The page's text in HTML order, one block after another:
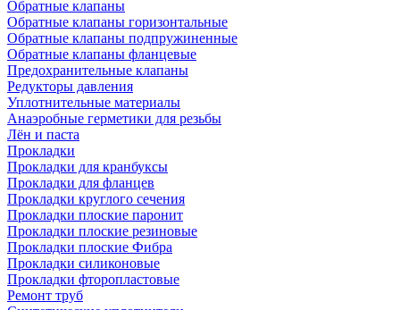
Обратные клапаны
Обратные клапаны горизонтальные
Обратные клапаны подпружиненные
Обратные клапаны фланцевые
Предохранительные клапаны
Редукторы давления
Уплотнительные материалы
Анаэробные герметики для резьбы
Лён и паста
Прокладки
Прокладки для кранбуксы
Прокладки для фланцев
Прокладки круглого сечения
Прокладки плоские паронит
Прокладки плоские резиновые
Прокладки плоские Фибра
Прокладки силиконовые
Прокладки фторопластовые
Ремонт труб